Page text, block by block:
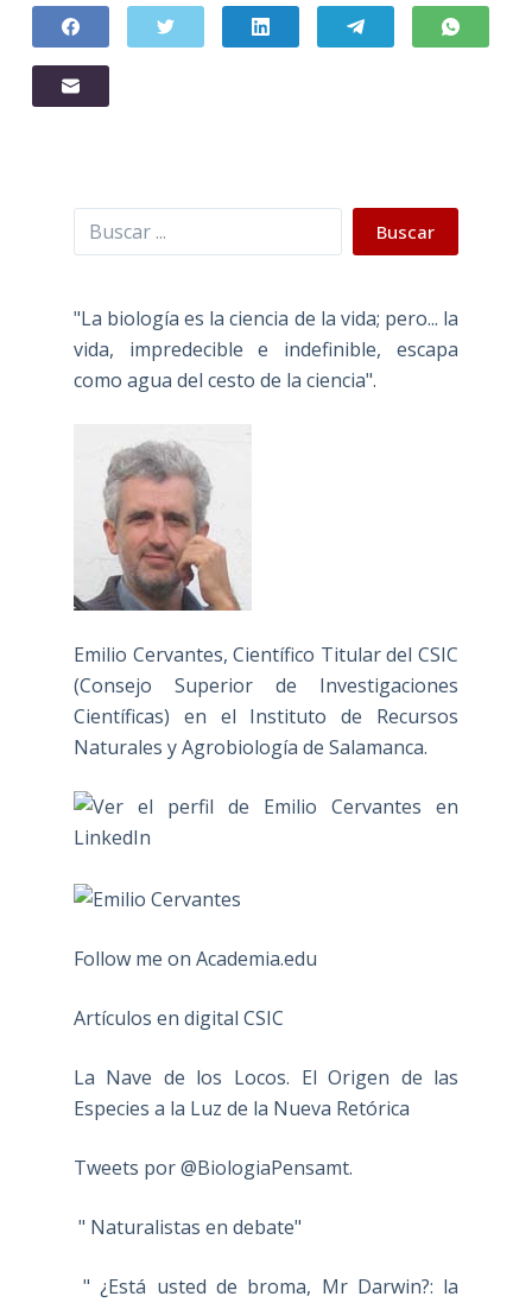
Buscar Buscar
"La biología es la ciencia de la vida; pero... la
vida, impredecible e indefinible, escapa
como agua del cesto de la ciencia".
Emilio Cervantes, Científico Titular del CSIC
(Consejo Superior de Investigaciones
Científicas) en el Instituto de Recursos
Naturales y Agrobiología de Salamanca.
Follow me on Academia.edu
Artículos en digital CSIC
La Nave de los Locos. El Origen de las
Especies a la Luz de la Nueva Retórica
Tweets por @BiologiaPensamt.
" Naturalistas en debate"
" ¿Está usted de broma, Mr Darwin?: la